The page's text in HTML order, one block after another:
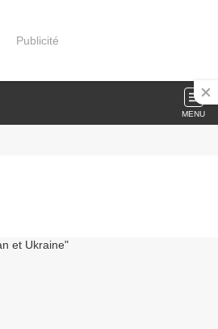
Publicité
MENU